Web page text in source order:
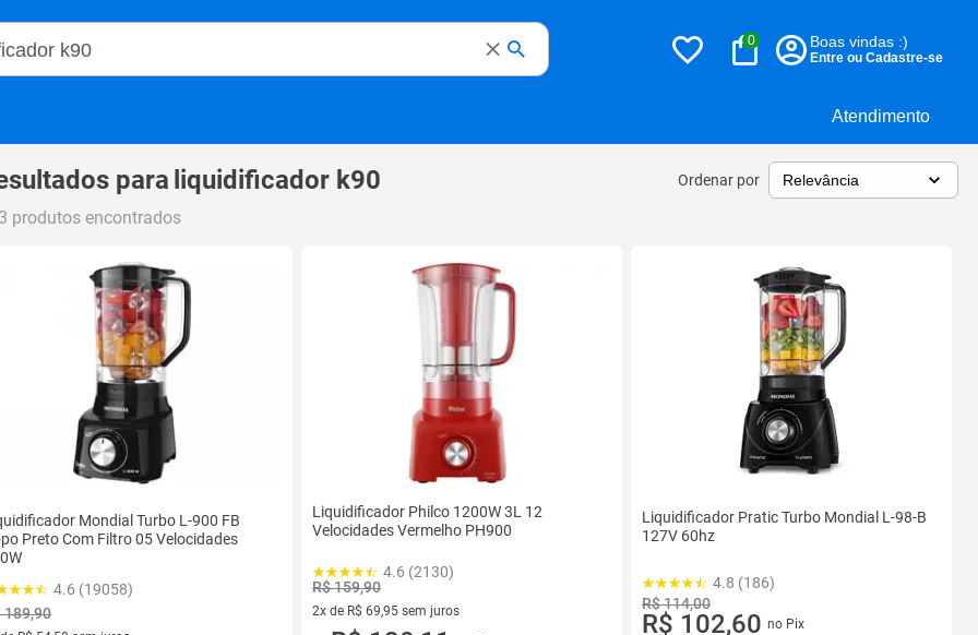
Atendimento
Magalu
0 Boas vindas :)
Entre ou Cadastre-se
para liquidificador k90 Ordenar por
produtos encontrados
Mondial Turbo L-900 FB
Preto Com Filtro 05 Velocidades
4.6 (19058)
189,90
Liquidificador Philco 1200W 3L 12
Velocidades Vermelho PH900
4.6 (2130)
R$ 159,90
2x de R$ 69,95 sem juros
Liquidificador Pratic Turbo Mondial L-98-B
127V 60hz
4.8 (186)
R$ 114,00
R$ 102,60 no Pix